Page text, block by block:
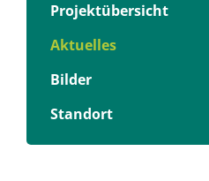
Projektübersicht
Aktuelles
Bilder
Standort